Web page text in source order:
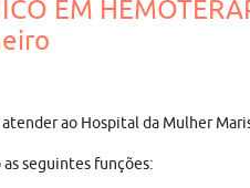
EM
ao Hospital da Mulher
seguintes funções: